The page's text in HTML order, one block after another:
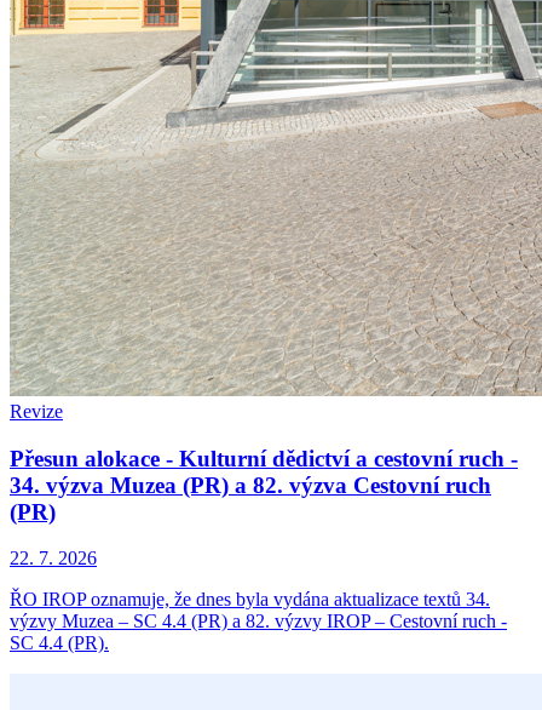
Revize
Přesun alokace - Kulturní dědictví a cestovní ruch -
34. výzva Muzea (PR) a 82. výzva Cestovní ruch
(PR)
22. 7. 2026
ŘO IROP oznamuje, že dnes byla vydána aktualizace textů 34.
výzvy Muzea – SC 4.4 (PR) a 82. výzvy IROP – Cestovní ruch -
SC 4.4 (PR).